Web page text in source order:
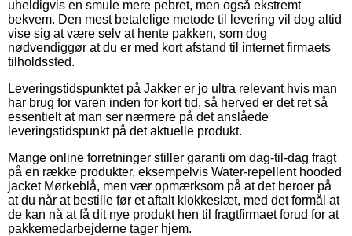
uheldigvis en smule mere pebret, men også ekstremt
bekvem. Den mest betalelige metode til levering vil dog altid
vise sig at være selv at hente pakken, som dog
nødvendiggør at du er med kort afstand til internet firmaets
tilholdssted.
Leveringstidspunktet på Jakker er jo ultra relevant hvis man
har brug for varen inden for kort tid, så herved er det ret så
essentielt at man ser nærmere på det anslåede
leveringstidspunkt på det aktuelle produkt.
Mange online forretninger stiller garanti om dag-til-dag fragt
på en række produkter, eksempelvis Water-repellent hooded
jacket Mørkeblå, men vær opmærksom på at det beroer på
at du når at bestille før et aftalt klokkeslæt, med det formål at
de kan nå at få dit nye produkt hen til fragtfirmaet forud for at
pakkemedarbejderne tager hjem.